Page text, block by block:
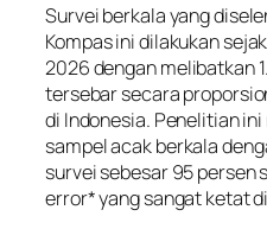
Survei berkala yang
Kompas ini dilakukan
2026 dengan melibatkan
tersebar secara
di Indonesia. Penelitian
sampel acak berkala
survei sebesar 95
error* yang sangat ketat